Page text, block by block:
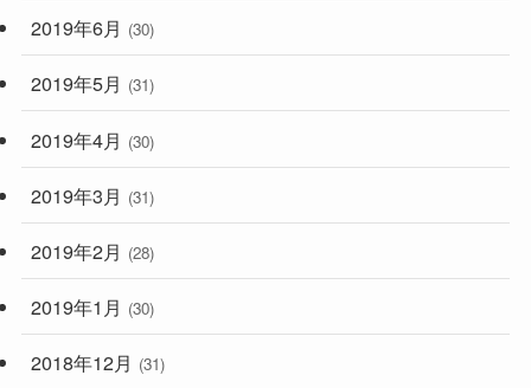
2019年6月 (30)
2019年5月 (31)
2019年4月 (30)
2019年3月 (31)
2019年2月 (28)
2019年1月 (30)
2018年12月 (31)